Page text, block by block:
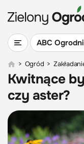
ABC
> Ogród >
Kwitnące
czy aster?